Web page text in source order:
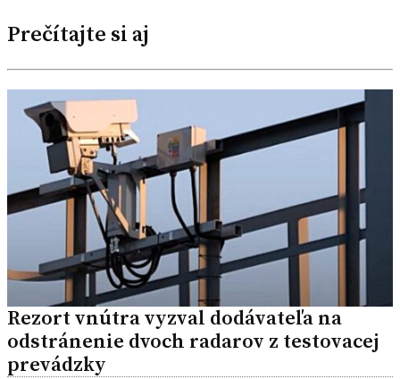
Prečítajte si aj
Rezort vnútra vyzval dodávateľa na
odstránenie dvoch radarov z testovacej
prevádzky